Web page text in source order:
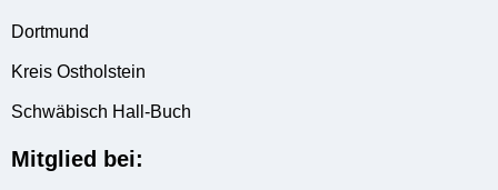
Dortmund
Kreis Ostholstein
Schwäbisch Hall-Buch
Mitglied bei: